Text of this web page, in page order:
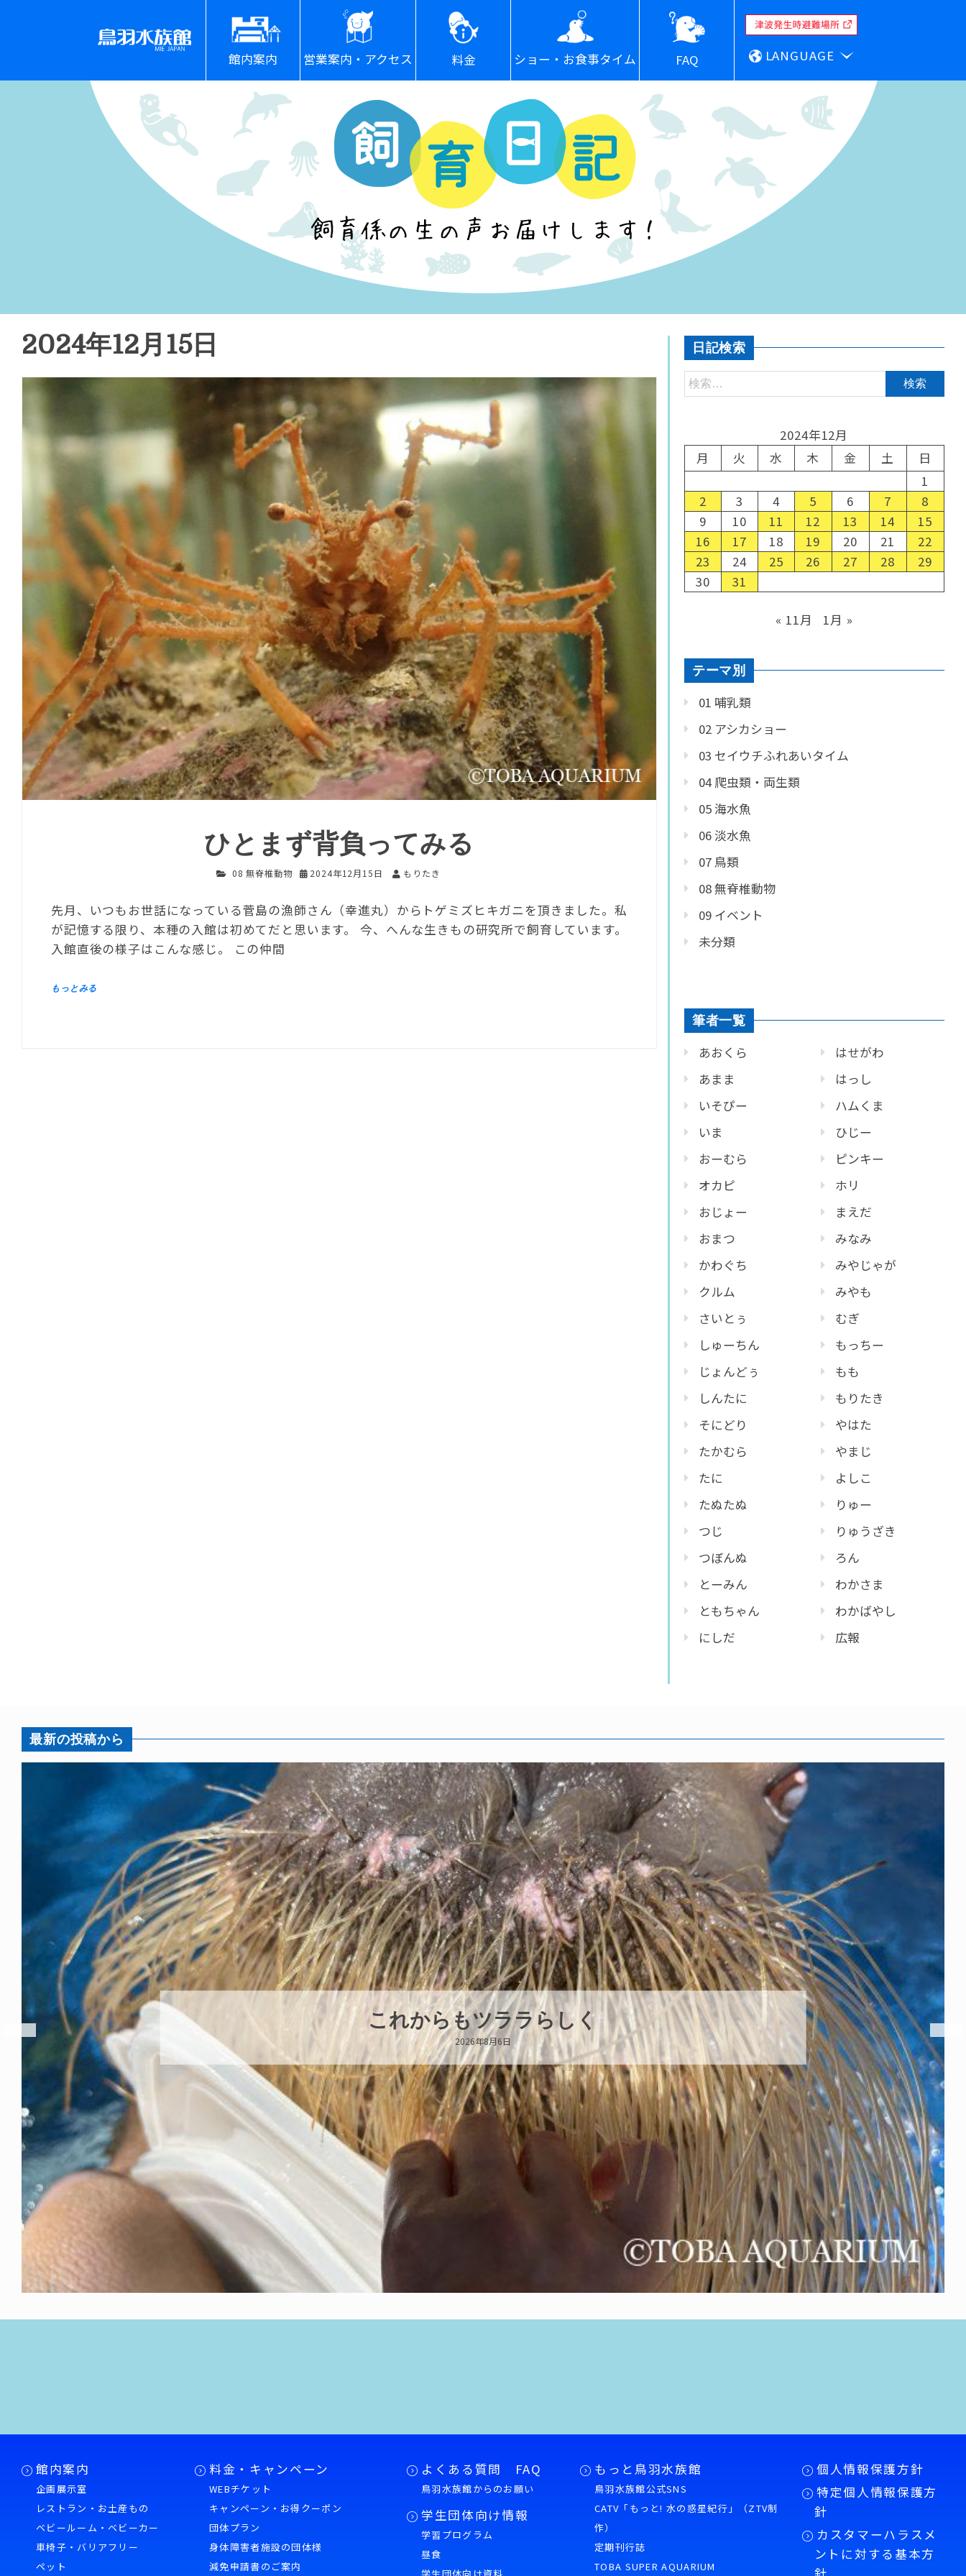
館内案内 営業案内・アクセス 料金 ショー・お食事タイム FAQ LANGUAGE
2024年12月15日
ひとまず背負ってみる
08 無脊椎動物 2024年12月15日 もりたき
先月、いつもお世話になっている菅島の漁師さん（幸進丸）からトゲミズヒキガニを頂きました。私
が記憶する限り、本種の入館は初めてだと思います。 今、へんな生きもの研究所で飼育しています。
入館直後の様子はこんな感じ。 この仲間
日記検索
2024年12月
月
火 水 木 金 土
日
1
2
3 4 5 6 7
8
9
10 11 12 13 14
15
16
17 18 19 20 21
22
23
24 25 26 27 28
29
30
31
« 11月 1月 »
テーマ別
01 哺乳類
02 アシカショー
03 セイウチふれあいタイム
04 爬虫類・両生類
05 海水魚
06 淡水魚
07 鳥類
08 無脊椎動物
09 イベント
未分類
筆者一覧
あおくら
あまま
いそぴー
いま
おーむら
オカピ
おじょー
おまつ
かわぐち
クルム
さいとぅ
しゅーちん
じょんどぅ
しんたに
そにどり
たかむら
たに
たぬたぬ
つじ
つぼんぬ
とーみん
ともちゃん
にしだ
はせがわ
はっし
ハムくま
ひじー
ピンキー
ホリ
まえだ
みなみ
みやじゃが
みやも
むぎ
もっちー
もも
もりたき
やはた
やまじ
よしこ
りゅー
りゅうざき
ろん
わかさま
わかばやし
広報
最新の投稿から
ハロー’s Birthday!!!
2026年8月6日
館内案内
企画展示室
レストラン・お土産もの
ベビールーム・ベビーカー
車椅子・バリアフリー
ペット
料金・キャンペーン
WEBチケット
キャンペーン・お得クーポン
団体プラン
身体障害者施設の団体様
減免申請書のご案内
よくある質問 FAQ
鳥羽水族館からのお願い
学生団体向け情報
学習プログラム
昼食
もっと鳥羽水族館
鳥羽水族館公式SNS
CATV「もっと! 水の惑星紀行」（ZTV制
作）
定期刊行誌
TOBA SUPER AQUARIUM
個人情報保護方針
特定個人情報保護方
針
カスタマーハラスメ
ントに対する基本方